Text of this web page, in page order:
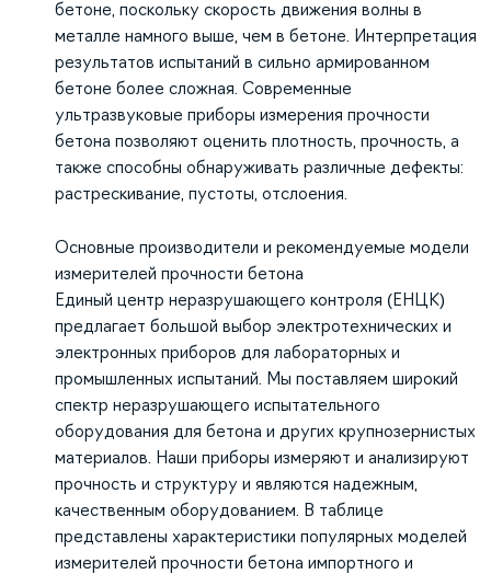
бетоне, поскольку скорость движения волны в
металле намного выше, чем в бетоне. Интерпретация
результатов испытаний в сильно армированном
бетоне более сложная. Современные
ультразвуковые приборы измерения прочности
бетона позволяют оценить плотность, прочность, а
также способны обнаруживать различные дефекты:
растрескивание, пустоты, отслоения.
Основные производители и рекомендуемые модели
измерителей прочности бетона
Единый центр неразрушающего контроля (ЕНЦК)
предлагает большой выбор электротехнических и
электронных приборов для лабораторных и
промышленных испытаний. Мы поставляем широкий
спектр неразрушающего испытательного
оборудования для бетона и других крупнозернистых
материалов. Наши приборы измеряют и анализируют
прочность и структуру и являются надежным,
качественным оборудованием. В таблице
представлены характеристики популярных моделей
измерителей прочности бетона импортного и